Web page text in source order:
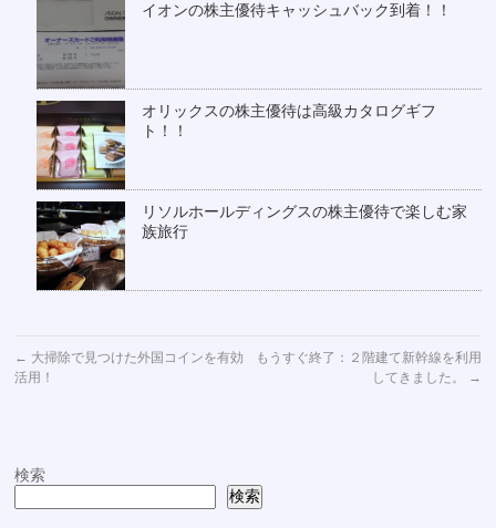
イオンの株主優待キャッシュバック到着！！
オリックスの株主優待は高級カタログギフ
ト！！
リソルホールディングスの株主優待で楽しむ家
族旅行
← 大掃除で見つけた外国コインを有効
活用！
もうすぐ終了：２階建て新幹線を利用
してきました。
→
検索
検索